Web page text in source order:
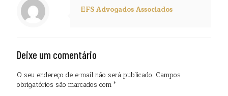
EFS Advogados Associados
Deixe um comentário
O seu endereço de e-mail não será publicado. Campos
obrigatórios são marcados com*